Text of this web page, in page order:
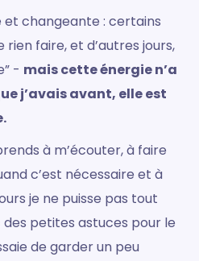
changeante : certains
rien faire, et d’autres jours,
- mais cette énergie n’a
j’avais avant, elle est
à m’écouter, à faire
c’est nécessaire et à
je ne puisse pas tout
petites astuces pour le
de garder un peu